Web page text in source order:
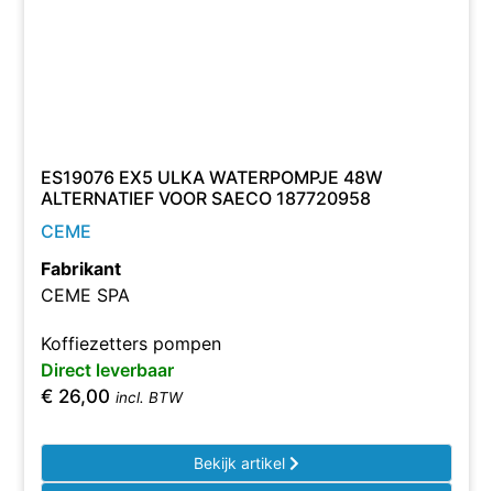
ES19076 EX5 ULKA WATERPOMPJE 48W
ALTERNATIEF VOOR SAECO 187720958
CEME
Fabrikant
CEME SPA
Koffiezetters pompen
Direct leverbaar
€ 26,00 incl. BTW
Bekijk artikel